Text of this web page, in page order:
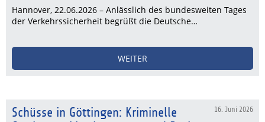
Hannover, 22.06.2026 – Anlässlich des bundesweiten Tages
der Verkehrssicherheit begrüßt die Deutsche…
WEITER
16. Juni 2026
Schüsse in Göttingen: Kriminelle